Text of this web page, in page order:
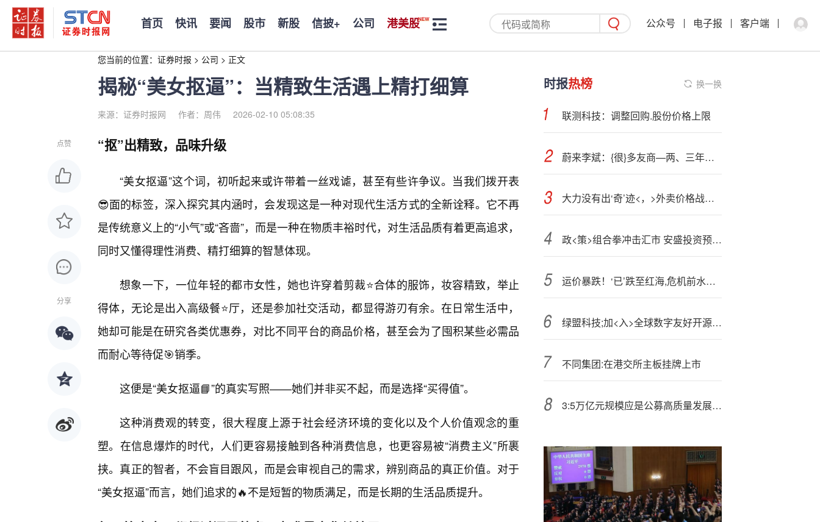
首页 快讯 要闻 股市 新股 信披+ 公司 港美股 公众号 电子报 客户端
您当前的位置： 证券时报 > 公司 > 正文
揭秘“美女抠逼”：当精致生活遇上精打细算
来源：证券时报网 作者：周伟 2026-02-10 05:08:35
点赞
分享
“抠”出精致，品味升级
“美女抠逼”这个词，初听起来或许带着一丝戏谑，甚至有些许争议。当我们拨开表
😎面的标签，深入探究其内涵时，会发现这是一种对现代生活方式的全新诠释。它不再
是传统意义上的“小气”或“吝啬”，而是一种在物质丰裕时代，对生活品质有着更高追求，
同时又懂得理性消费、精打细算的智慧体现。
想象一下，一位年轻的都市女性，她也许穿着剪裁⭐合体的服饰，妆容精致，举止
得体，无论是出入高级餐⭐厅，还是参加社交活动，都显得游刃有余。在日常生活中，
她却可能是在研究各类优惠券，对比不同平台的商品价格，甚至会为了囤积某些必需品
而耐心等待促🎯销季。
这便是“美女抠逼📘”的真实写照——她们并非买不起，而是选择“买得值”。
这种消费观的转变，很大程度上源于社会经济环境的变化以及个人价值观念的重
塑。在信息爆炸的时代，人们更容易接触到各种消费信息，也更容易被“消费主义”所裹
挟。真正的智者，不会盲目跟风，而是会审视自己的需求，辨别商品的真正价值。对于
“美女抠逼”而言，她们追求的🔥不是短暂的物质满足，而是长期的生活品质提升。
时报热榜 换一换
联测科技：调整回购.股份价格上限
蔚来李斌：{很}多友商—两、三年前决策做增程产品，路线完全可以理解
大力没有出‘奇’迹<，>外卖价格战未改美团领先优势
政<策>组合拳冲击汇市 安盛投资预警英镑跌势未止
运价暴跌！‘已’跌至红海,危机前水平！10月中旬船公司运费调整通知来了！
绿盟科技;加<入>全球数字友好开源社区 助力构建城市级数字化开放新格局
不同集团:在港交所主板挂牌上市
3:5万亿元规模应是公募高质量发展新起点